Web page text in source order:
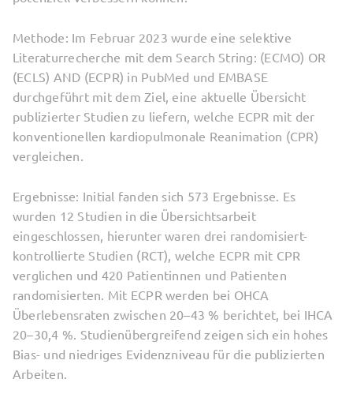
Methode: Im Februar 2023 wurde eine selektive
Literaturrecherche mit dem Search String: (ECMO) OR
(ECLS) AND (ECPR) in PubMed und EMBASE
durchgeführt mit dem Ziel, eine aktuelle Übersicht
publizierter Studien zu liefern, welche ECPR mit der
konventionellen kardiopulmonale Reanimation (CPR)
vergleichen.
Ergebnisse: Initial fanden sich 573 Ergebnisse. Es
wurden 12 Studien in die Übersichtsarbeit
eingeschlossen, hierunter waren drei randomisiert-
kontrollierte Studien (RCT), welche ECPR mit CPR
verglichen und 420 Patientinnen und Patienten
randomisierten. Mit ECPR werden bei OHCA
Überlebensraten zwischen 20–43 % berichtet, bei IHCA
20–30,4 %. Studienübergreifend zeigen sich ein hohes
Bias- und niedriges Evidenzniveau für die publizierten
Arbeiten.